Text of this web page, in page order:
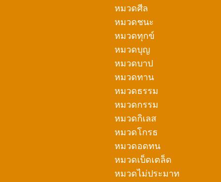
หมวดศีล
หมวดชนะ
หมวดทุกข์
หมวดบุญ
หมวดบาป
หมวดทาน
หมวดธรรม
หมวดกรรม
หมวดกิเลส
หมวดโกรธ
หมวดอดทน
หมวดเบ็ดเตล็ด
หมวดไม่ประมาท